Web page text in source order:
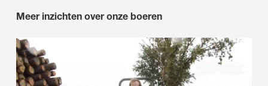
Meer inzichten over onze boeren